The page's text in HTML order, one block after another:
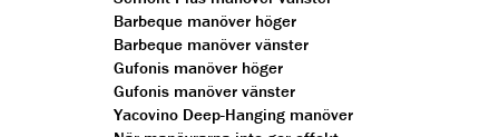
Barbeque manöver höger
Barbeque manöver vänster
Gufonis manöver höger
Gufonis manöver vänster
Yacovino Deep-Hanging manöver